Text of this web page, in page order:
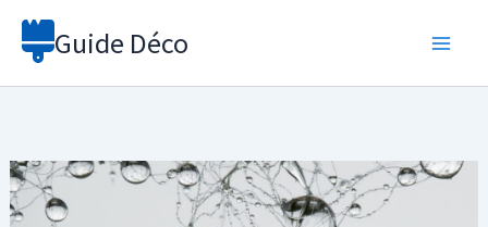
Aller
Guide Déco